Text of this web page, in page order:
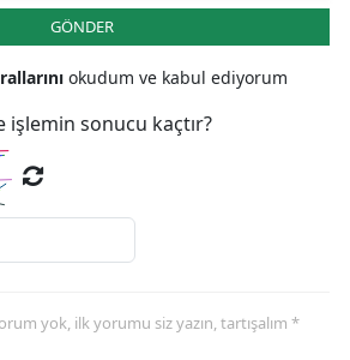
GÖNDER
okudum ve kabul ediyorum
işlemin sonucu kaçtır?
yok, ilk yorumu siz yazın, tartışalım *